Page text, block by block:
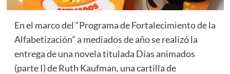
En el marco del “Programa de Fortalecimiento de la
Alfabetización” a mediados de año se realizó la
entrega de una novela titulada Días animados
(parte I) de Ruth Kaufman, una cartilla de